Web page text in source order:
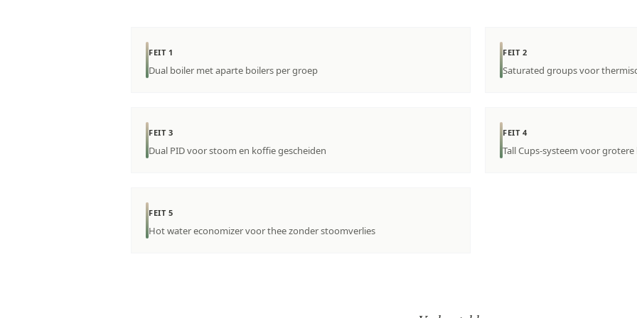
FEIT 1
Dual boiler met aparte boilers per groep
FEIT 2
Saturated groups voor
FEIT 3
Dual PID voor stoom en koffie gescheiden
FEIT 4
Tall Cups-systeem voor grotere
FEIT 5
Hot water economizer voor thee zonder stoomverlies